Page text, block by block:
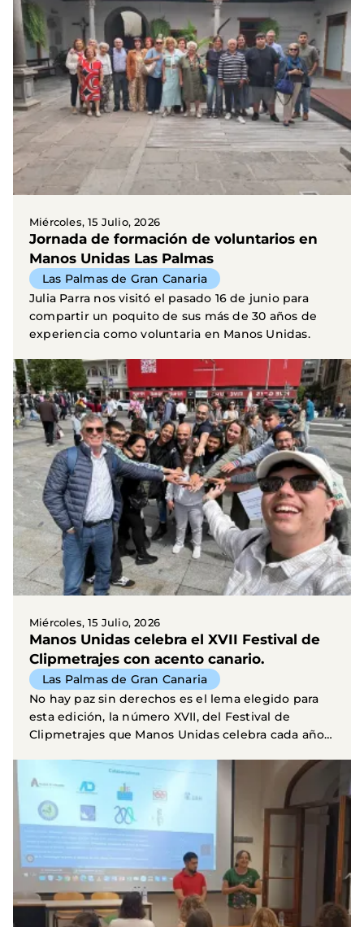
Miércoles, 15 Julio, 2026
Jornada de formación de voluntarios en
Manos Unidas Las Palmas
Las Palmas de Gran Canaria
Julia Parra nos visitó el pasado 16 de junio para
compartir un poquito de sus más de 30 años de
experiencia como voluntaria en Manos Unidas.
Miércoles, 15 Julio, 2026
Manos Unidas celebra el XVII Festival de
Clipmetrajes con acento canario.
Las Palmas de Gran Canaria
No hay paz sin derechos es el lema elegido para
esta edición, la número XVII, del Festival de
Clipmetrajes que Manos Unidas celebra cada año.